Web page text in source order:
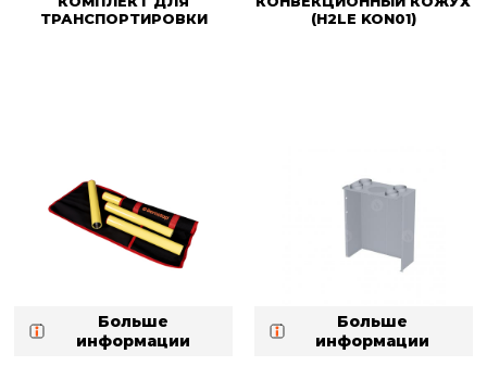
ТРАНСПОРТИРОВКИ
Больше
информации
(H2LE KON01)
Больше
информации